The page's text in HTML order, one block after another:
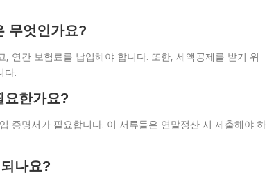
무엇인가요?
연간 보험료를 납입해야 합니다. 또한, 세액공제를 받기 위
다.
요한가요?
증명서가 필요합니다. 이 서류들은 연말정산 시 제출해야 하
나요?